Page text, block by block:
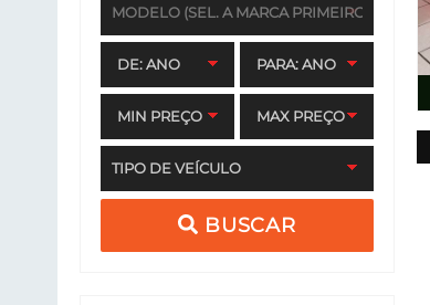
MODELO (SEL. A MARCA PRIMEIRO)
DE: ANO PARA: ANO
MIN PREÇO MAX PREÇO
TIPO DE VEÍCULO
BUSCAR